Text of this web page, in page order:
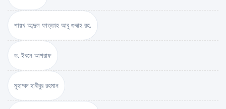
শায়খ আব্দুল ফাত্তাহ আবু গুদ্দাহ রহ.
ড. ইবনে আশরাফ
মুহাম্মদ হাবীবুর রহমান